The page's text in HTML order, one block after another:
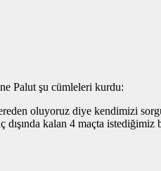
Palut şu cümleleri kurdu:
oluyoruz diye kendimizi
kalan 4 maçta istediğimiz